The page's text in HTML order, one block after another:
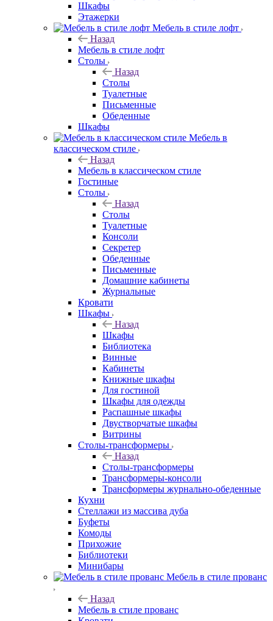
Шкафы
Этажерки
Мебель в стиле лофт
Назад
Мебель в стиле лофт
Столы
Назад
Столы
Туалетные
Письменные
Обеденные
Шкафы
Мебель в
классическом стиле
Назад
Мебель в классическом стиле
Гостиные
Столы
Назад
Столы
Туалетные
Консоли
Секретер
Обеденные
Письменные
Домашние кабинеты
Журнальные
Кровати
Шкафы
Назад
Шкафы
Библиотека
Винные
Кабинеты
Книжные шкафы
Для гостиной
Шкафы для одежды
Распашные шкафы
Двустворчатые шкафы
Витрины
Столы-трансформеры
Назад
Столы-трансформеры
Трансформеры-консоли
Трансформеры журнально-обеденные
Кухни
Стеллажи из массива дуба
Буфеты
Комоды
Прихожие
Библиотеки
Минибары
Мебель в стиле прованс
Назад
Мебель в стиле прованс